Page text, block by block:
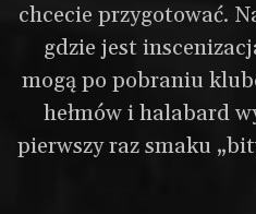
Szkoła
Czym są Sportowe
chcecie przygotować.
gdzie jest
mogą po pobraniu
hełmów i halabard
pierwszy raz smaku